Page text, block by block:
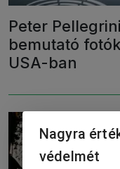
Peter
bemutató
USA-ban
Nagyra
védelmét